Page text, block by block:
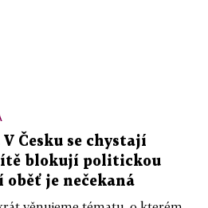
Česku se chystají
blokují politickou
oběť je nečekaná